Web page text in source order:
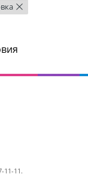
×
11-11.